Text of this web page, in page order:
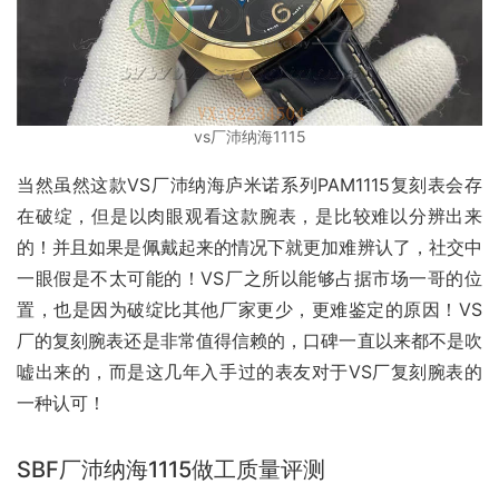
vs厂沛纳海1115
当然虽然这款VS厂沛纳海庐米诺系列PAM1115复刻表会存
在破绽，但是以肉眼观看这款腕表，是比较难以分辨出来
的！并且如果是佩戴起来的情况下就更加难辨认了，社交中
一眼假是不太可能的！VS厂之所以能够占据市场一哥的位
置，也是因为破绽比其他厂家更少，更难鉴定的原因！VS
厂的复刻腕表还是非常值得信赖的，口碑一直以来都不是吹
嘘出来的，而是这几年入手过的表友对于VS厂复刻腕表的
一种认可！
SBF厂沛纳海1115做工质量评测